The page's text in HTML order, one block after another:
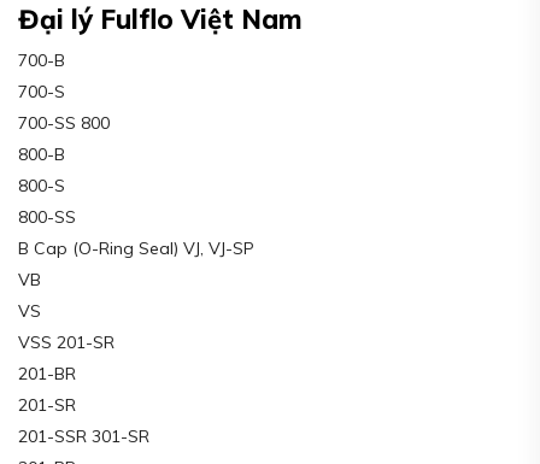
Đại lý Fulflo Việt Nam
700-B
700-S
700-SS 800
800-B
800-S
800-SS
B Cap (O-Ring Seal) VJ, VJ-SP
VB
VS
VSS 201-SR
201-BR
201-SR
201-SSR 301-SR